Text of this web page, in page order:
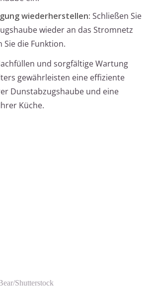
wiederherstellen: Schließen Sie
wieder an das Stromnetz
Sie die Funktion.
und sorgfältige Wartung
gewährleisten eine effiziente
Dunstabzugshaube und eine
Küche.
Shutterstock